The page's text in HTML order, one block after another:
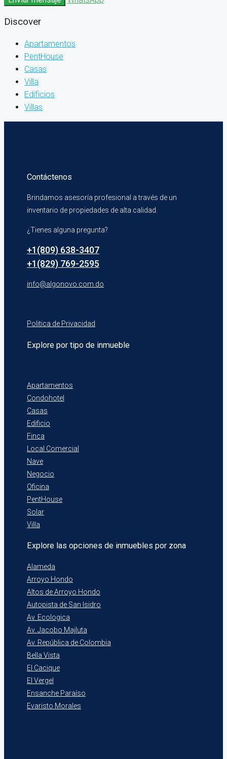
Discover
Apartamentos
PentHouse
Casas
Villa
Edificios
Villas
Contáctenos
Brindamos asesoría profesional a través de un
inventario de propiedades de alta calidad.
¿Tienes alguna pregunta?
+1(809) 638-3407
+1(829) 769-2595
info@algonovo.com.do
Politica de Privacidad
Explore por tipo de inmueble
Apartamentos
Condohotel
Casas
Edificio
Finca
Local Comercial
Nave
Negocio
Oficina
PentHouse
Solar
Villa
Explore las opciones de inmuebles por zona
Alameda
Arroyo Hondo
Altos de Arroyo Hondo
Autopista de San Isidro
Av. Ecologica
Av. Jacobo Majluta
Av. República de Colombia
Bella Vista
El Cacique
El Vergel
Ensanche Paraíso
Evaristo Morales